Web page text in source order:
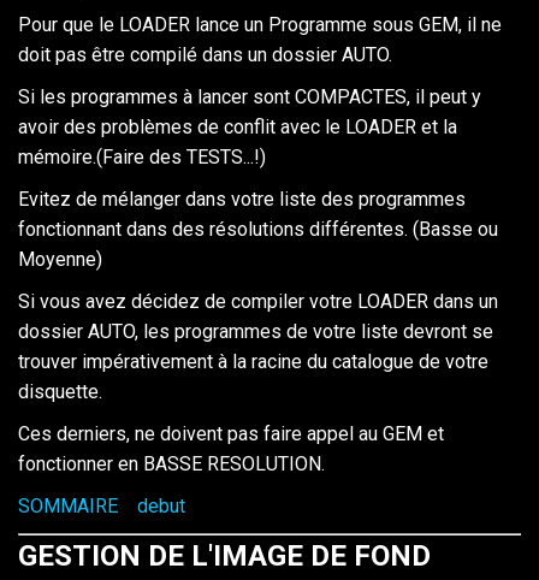
Pour que le LOADER lance un Programme sous GEM, il ne
doit pas être compilé dans un dossier AUTO.
Si les programmes à lancer sont COMPACTES, il peut y
avoir des problèmes de conflit avec le LOADER et la
mémoire.(Faire des TESTS...!)
Evitez de mélanger dans votre liste des programmes
fonctionnant dans des résolutions différentes. (Basse ou
Moyenne)
Si vous avez décidez de compiler votre LOADER dans un
dossier AUTO, les programmes de votre liste devront se
trouver impérativement à la racine du catalogue de votre
disquette.
Ces derniers, ne doivent pas faire appel au GEM et
fonctionner en BASSE RESOLUTION.
SOMMAIRE
debut
GESTION DE L'IMAGE DE FOND